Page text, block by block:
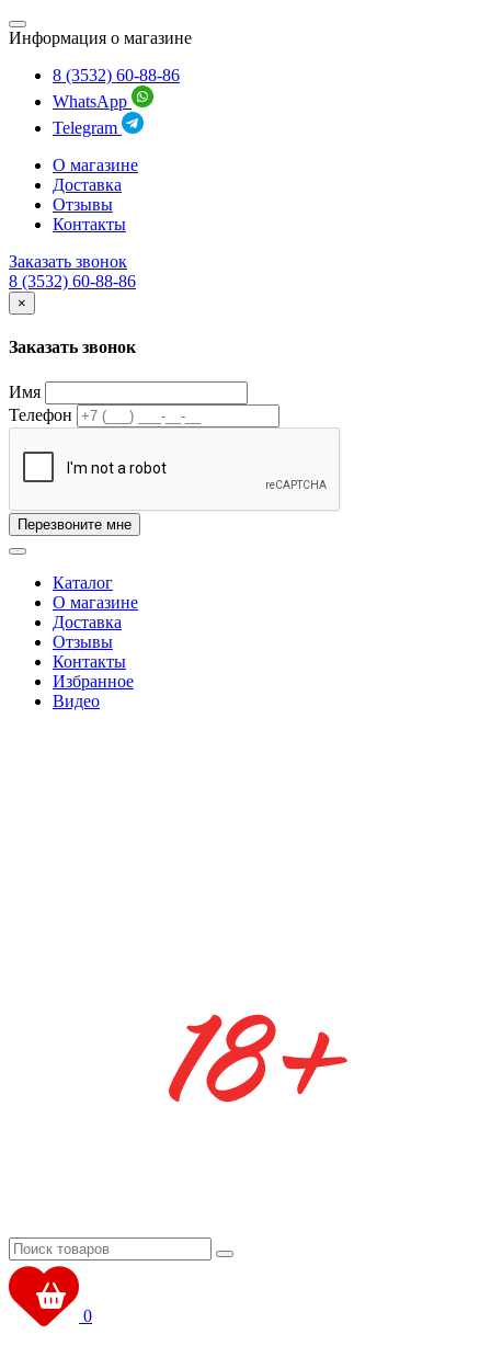
Информация о магазине
8 (3532) 60-88-86
WhatsApp
Telegram
О магазине
Доставка
Отзывы
Контакты
Заказать звонок
8 (3532) 60-88-86
×
Заказать звонок
Имя
Телефон
Перезвоните мне
Каталог
О магазине
Доставка
Отзывы
Контакты
Избранное
Видео
0